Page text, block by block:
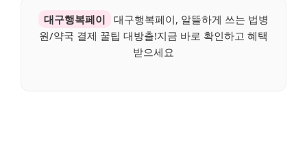
대구행복페이
대구행복페이, 알뜰하게 쓰는 법병
원/약국 결제 꿀팁 대방출!지금 바로 확인하고 혜택
받으세요